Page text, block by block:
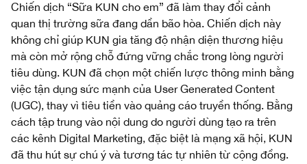
Chiến dịch “Sữa KUN cho em” đã làm thay đổi cảnh
quan thị trường sữa đang dần bão hòa. Chiến dịch này
không chỉ giúp KUN gia tăng độ nhận diện thương hiệu
mà còn mở rộng chỗ đứng vững chắc trong lòng người
tiêu dùng. KUN đã chọn một chiến lược thông minh bằng
việc tận dụng sức mạnh của User Generated Content
(UGC), thay vì tiêu tiền vào quảng cáo truyền thống. Bằng
cách tập trung vào nội dung do người dùng tạo ra trên
các kênh Digital Marketing, đặc biệt là mạng xã hội, KUN
đã thu hút sự chú ý và tương tác tự nhiên từ cộng đồng.